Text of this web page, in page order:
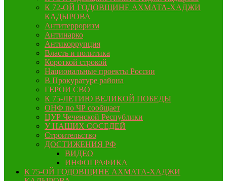
К 72-ОЙ ГОДОВЩИНЕ АХМАТА-ХАДЖИ
КАДЫРОВА
Антитерроризм
Антинарко
Антикоррупция
Власть и политика
Короткой строкой
Национальные проекты России
В Прокуратуре района
ГЕРОИ СВО
К 75-ЛЕТИЮ ВЕЛИКОЙ ПОБЕДЫ
ОНФ по ЧР сообщает
ЦУР Чеченской Республики
У НАШИХ СОСЕДЕЙ
Строительство
ДОСТИЖЕНИЯ РФ
ВИДЕО
ИНФОГРАФИКА
К 75-ОЙ ГОДОВЩИНЕ АХМАТА-ХАДЖИ